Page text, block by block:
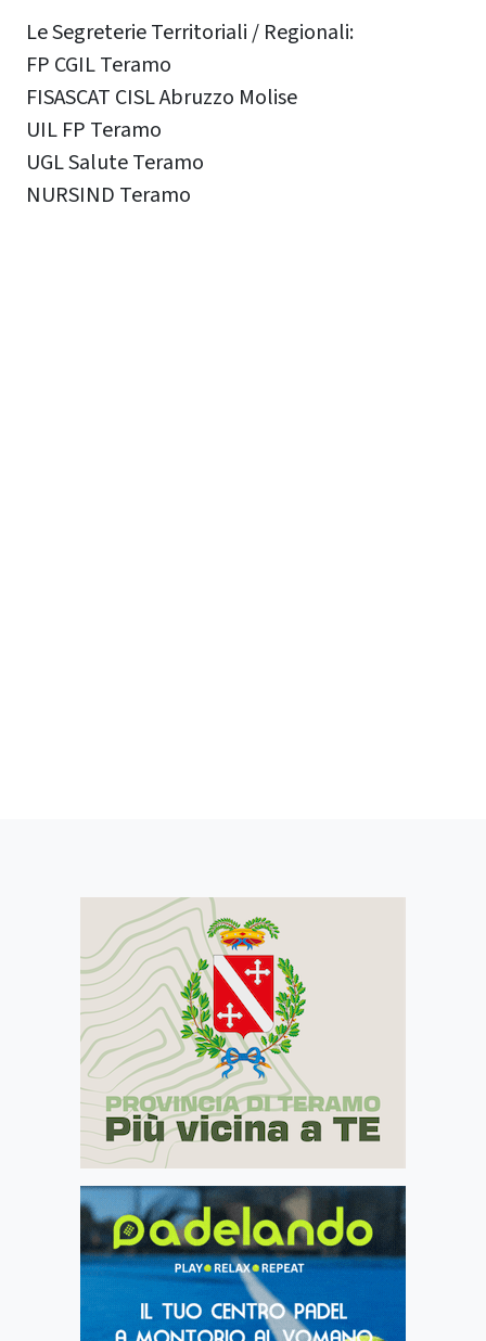
Le Segreterie Territoriali / Regionali:
FP CGIL Teramo
FISASCAT CISL Abruzzo Molise
UIL FP Teramo
UGL Salute Teramo
NURSIND Teramo